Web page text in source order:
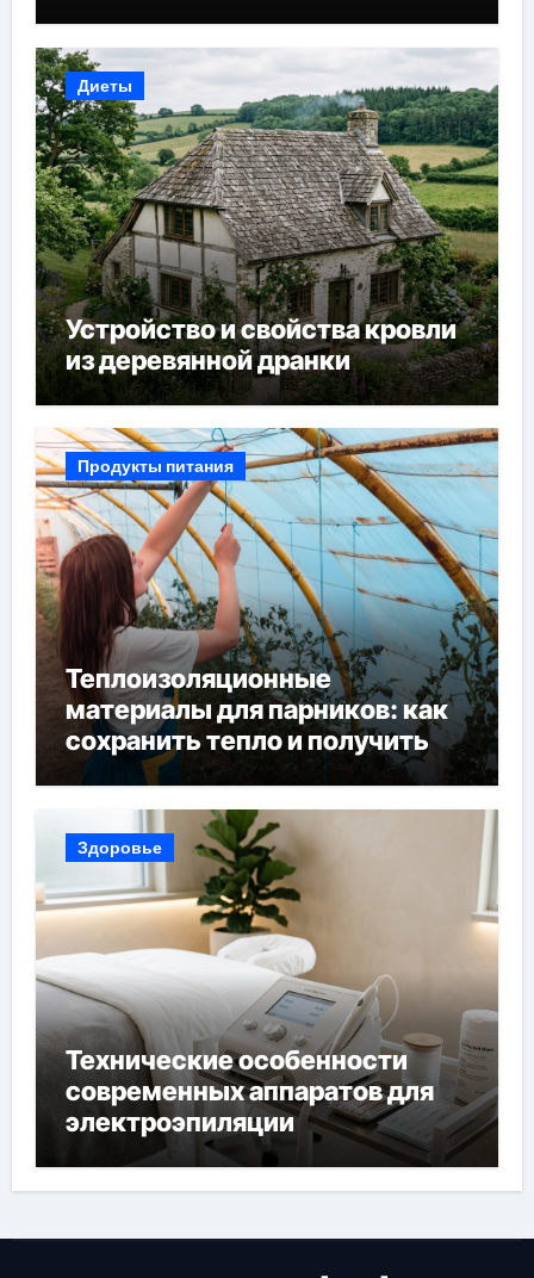
Диеты
Устройство и свойства кровли
из деревянной дранки
Продукты питания
Теплоизоляционные
материалы для парников: как
сохранить тепло и получить
богатый урожай
Здоровье
Технические особенности
современных аппаратов для
электроэпиляции